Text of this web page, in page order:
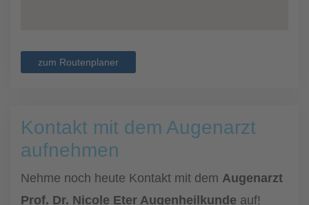
zum Routenplaner
Kontakt mit dem Augenarzt
aufnehmen
Nehme noch heute Kontakt mit dem Augenarzt
Prof. Dr. Nicole Eter Augenheilkunde auf!